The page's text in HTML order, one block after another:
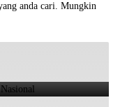
anda cari. Mungkin
Debat Nasional